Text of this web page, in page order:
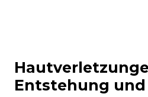
Entstehung